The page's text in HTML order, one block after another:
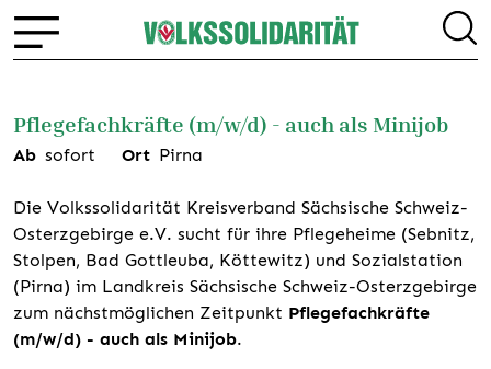
Pflegefachkräfte (m/w/d) - auch als Minijob
Ab sofort Ort Pirna
Die Volkssolidarität Kreisverband Sächsische Schweiz-
Osterzgebirge e.V. sucht für ihre Pflegeheime (Sebnitz,
Stolpen, Bad Gottleuba, Köttewitz) und Sozialstation
(Pirna) im Landkreis Sächsische Schweiz-Osterzgebirge
zum nächstmöglichen Zeitpunkt Pflegefachkräfte
(m/w/d) - auch als Minijob.